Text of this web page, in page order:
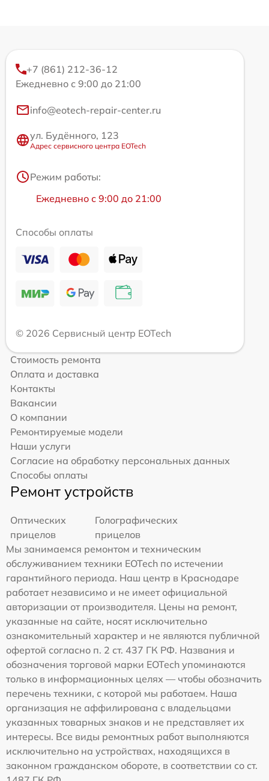
+7 (861) 212-36-12
Ежедневно с 9:00 до 21:00
info@eotech-repair-center.ru
ул. Будённого, 123
Адрес сервисного центра EOTech
Режим работы:
Ежедневно с 9:00 до 21:00
Способы оплаты
© 2026 Сервисный центр EOTech
Стоимость ремонта
Оплата и доставка
Контакты
Вакансии
О компании
Ремонтируемые модели
Наши услуги
Согласие на обработку персональных данных
Способы оплаты
Ремонт устройств
Оптических
прицелов
Голографических
прицелов
Мы занимаемся ремонтом и техническим
обслуживанием техники EOTech по истечении
гарантийного периода. Наш центр в Краснодаре
работает независимо и не имеет официальной
авторизации от производителя. Цены на ремонт,
указанные на сайте, носят исключительно
ознакомительный характер и не являются публичной
офертой согласно п. 2 ст. 437 ГК РФ. Названия и
обозначения торговой марки EOTech упоминаются
только в информационных целях — чтобы обозначить
перечень техники, с которой мы работаем. Наша
организация не аффилирована с владельцами
указанных товарных знаков и не представляет их
интересы. Все виды ремонтных работ выполняются
исключительно на устройствах, находящихся в
законном гражданском обороте, в соответствии со ст.